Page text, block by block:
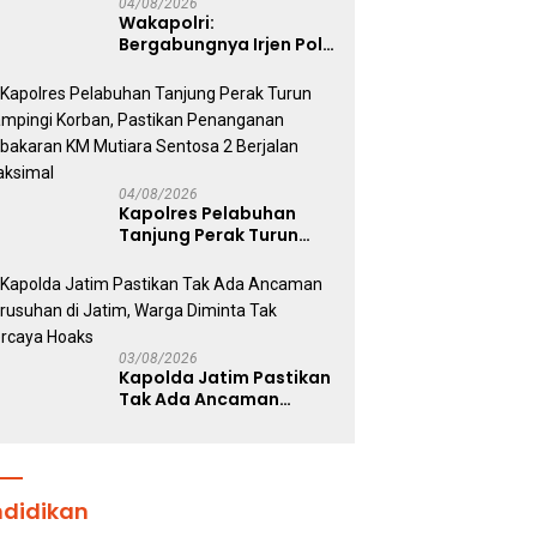
04/08/2026
Wakapolri:
Bergabungnya Irjen Pol.
UBISA Perkuat Jejaring
Nasional Pusat Studi
Kepolisian
04/08/2026
Kapolres Pelabuhan
Tanjung Perak Turun
Pastikan Penanganan
Kebakaran KM Mutiara
Sentosa 2 Berjalan
03/08/2026
Kapolda Jatim Pastikan
Tak Ada Ancaman